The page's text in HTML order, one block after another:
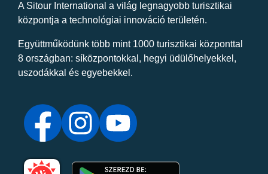
A Sitour International a világ legnagyobb turisztikai
központja a technológiai innováció területén.
Együttműködünk több mint 1000 turisztikai központtal
8 országban: síközpontokkal, hegyi üdülőhelyekkel,
uszodákkal és egyebekkel.